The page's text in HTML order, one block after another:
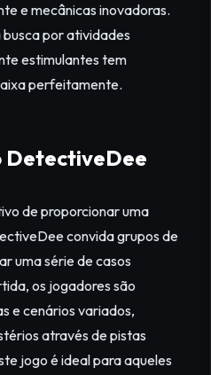
e mecânicas inovadoras.
por atividades
estimulantes tem
perfeitamente.
DetectiveDee
de proporcionar uma
convida grupos de
uma série de casos
os jogadores são
e cenários variados,
através de pistas
jogo é ideal para aqueles